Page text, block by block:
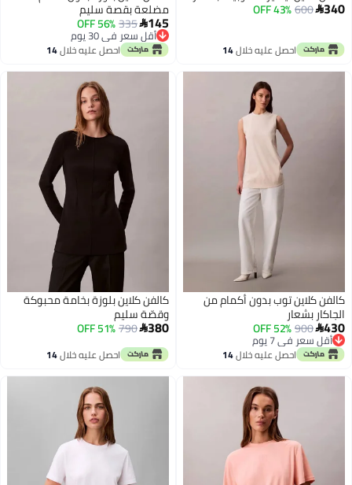
340
600
43% OFF
احصل عليه خلال14
مضلعة بقصة سليم
145
335
56% OFF
أقل سعر في 30 يوم
أقل سعر في 30 يوماحصل عليه خلال14
كالفن كلاين توب بدون أكمام من
الجاكار بشعار
430
900
52% OFF
أقل سعر في 7 يوم
أقل سعر في 7 يوماحصل عليه خلال14
كالفن كلاين بلوزة بخامة محبوكة
وقصّة سليم
380
790
51% OFF
احصل عليه خلال14